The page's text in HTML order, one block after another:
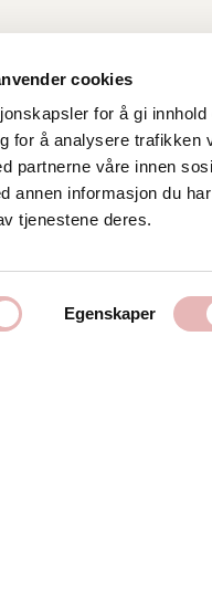
cookies
for å gi
for å analysere
partnerne våre innen
annen informasjon du
tjenestene deres.
Egenskaper
Kontakt oss
Stavanger
Østervåg 6
Tlf:51 89 51 51